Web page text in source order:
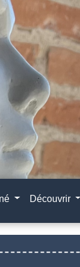
Découvrir